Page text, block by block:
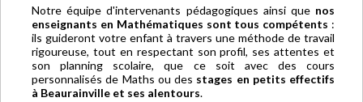
Notre équipe d'intervenants pédagogiques ainsi que nos
enseignants en Mathématiques sont tous compétents :
ils guideront votre enfant à travers une méthode de travail
rigoureuse, tout en respectant son profil, ses attentes et
son planning scolaire, que ce soit avec des cours
personnalisés de Maths ou des stages en petits effectifs
à Beaurainville et ses alentours.